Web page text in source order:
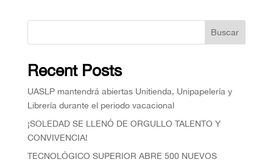
Buscar
Recent Posts
UASLP mantendrá abiertas Unitienda, Unipapelería y
Librería durante el periodo vacacional
¡SOLEDAD SE LLENÓ DE ORGULLO TALENTO Y
CONVIVENCIA!
TECNOLÓGICO SUPERIOR ABRE 500 NUEVOS